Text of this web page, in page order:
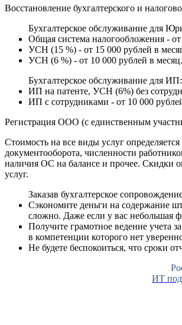
Восстановление бухгалтерского и
Бухгалтерское обслуживание для
Общая система налогообложения -
УСН (15 %) - от 15 000 рублей в
УСН (6 %) - от 10 000 рублей в месяц.
Бухгалтерское обслуживание для ИП:
ИП на патенте, УСН (6%) без
ИП с сотрудниками - от 10 000
Регистрация ООО (с единственным
Стоимость на все виды услуг
документооборота, численности
наличия ОС на балансе и прочее. Скидки
услуг.
Заказав бухгалтерское
Сэкономите деньги на содержание
сложно. Даже если у вас небольшая
Получите грамотное ведение учета
в компетенции которого нет
Не будете беспокоиться, что сроки
ИТ